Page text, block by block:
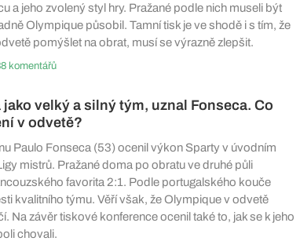
a jeho zvolený styl hry. Pražané podle nich museli být
Olympique působil. Tamní tisk je ve shodě i s tím, že
pomýšlet na obrat, musí se výrazně zlepšit.
komentářů
jako velký a silný tým, uznal Fonseca. Co
v odvetě?
Paulo Fonseca (53) ocenil výkon Sparty v úvodním
mistrů. Pražané doma po obratu ve druhé půli
favorita 2:1. Podle portugalského kouče
kvalitního týmu. Věří však, že Olympique v odvetě
Na závěr tiskové konference ocenil také to, jak se k jeho
chovali.